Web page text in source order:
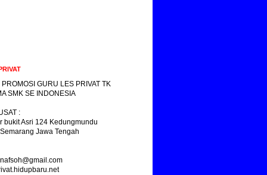
GURU LES PRIVAT TK
SMK SE INDONESIA
:
bukit Asri 124 Kedungmundu
Jawa Tengah